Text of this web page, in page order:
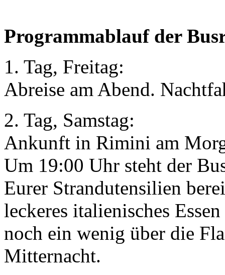
Programmablauf der
1. Tag, Freitag:
Abreise am Abend.
2. Tag, Samstag:
Ankunft in Rimini am
Um 19:00 Uhr steht der
Eurer Strandutensilien
leckeres italienisches
noch ein wenig über die
Mitternacht.